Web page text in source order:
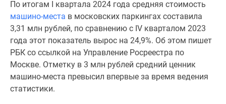
предложения
Коммерческие
помещения
Продавцы
застройщики
Панорамы
новостроек
По итогам I квартала 2024 года средняя стоимость
машино-места в московских паркингах составила
3,31 млн рублей, по сравнению с IV кварталом 2023
года этот показатель вырос на 24,9%. Об этом пишет
РБК со ссылкой на Управление Росреестра по
Москве. Отметку в 3 млн рублей средний ценник
машино-места превысил впервые за время ведения
статистики.